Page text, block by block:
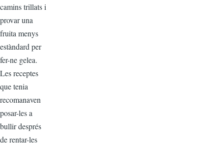
camins trillats i
provar una
fruita menys
estàndard per
fer-ne gelea.
Les receptes
que tenia
recomanaven
posar-les a
bullir després
de rentar-les